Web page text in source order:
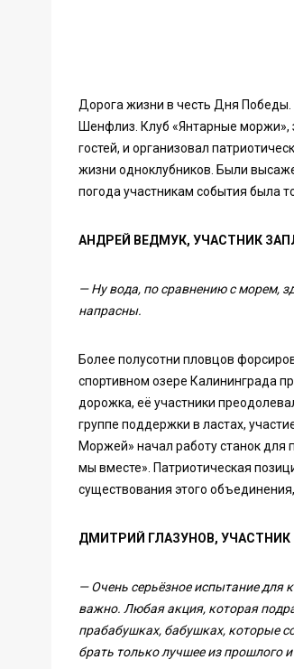
Дорога жизни в честь Дня Победы.
Шенфлиз. Клуб «Янтарные моржи»,
гостей, и организовал
жизни одноклубников. Были
погода участникам события была
АНДРЕЙ ВЕДМУК, УЧАСТНИК
— Ну вода, по сравнению с морем,
напрасны.
Более полусотни пловцов
спортивном озере Калининграда
дорожка, её участники
группе поддержки в ластах,
Моржей» начал работу станок для
мы вместе». Патриотическая
существования этого
ДМИТРИЙ ГЛАЗУНОВ, УЧАСТНИК
— Очень серьёзное испытание для
важно. Любая акция, которая
прабабушках, бабушках, которые
брать только лучшее из прошлого